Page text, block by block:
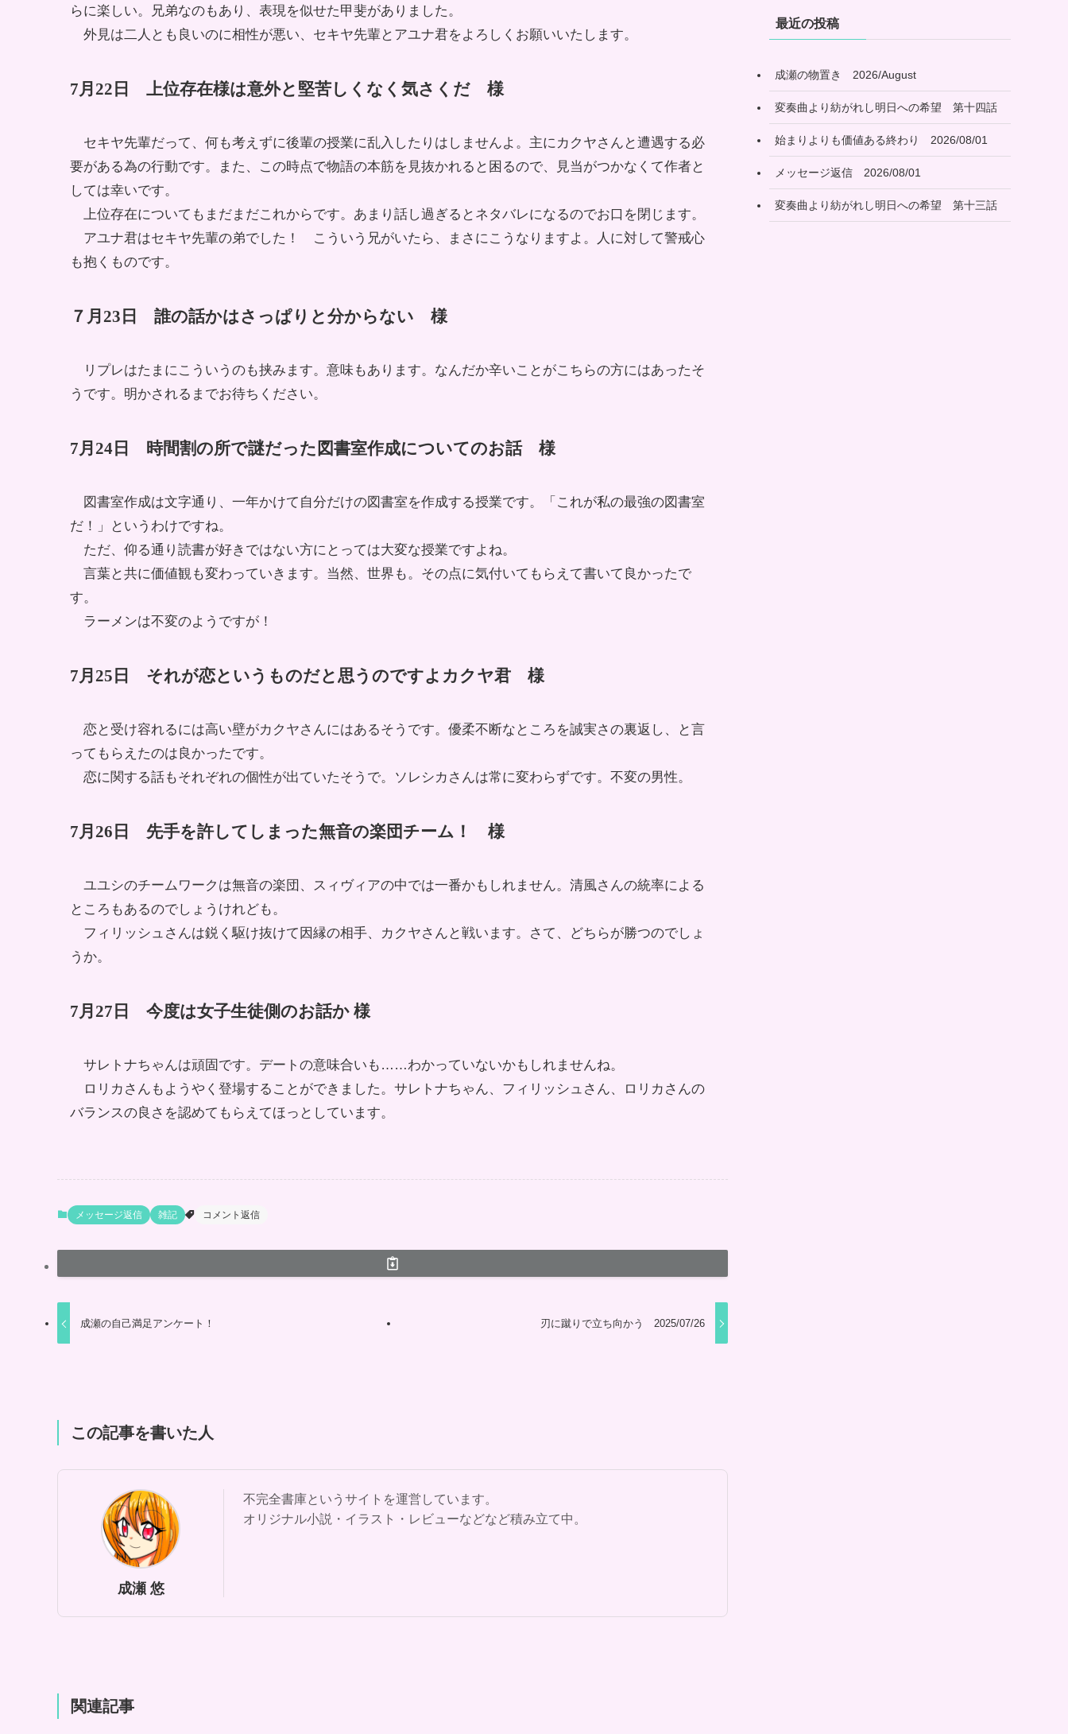
らに楽しい。兄弟なのもあり、表現を似せた甲斐がありました。
外見は二人とも良いのに相性が悪い、セキヤ先輩とアユナ君をよろしくお願いいたします。
7月22日 上位存在様は意外と堅苦しくなく気さくだ 様
セキヤ先輩だって、何も考えずに後輩の授業に乱入したりはしませんよ。主にカクヤさんと遭遇する必
要がある為の行動です。また、この時点で物語の本筋を見抜かれると困るので、見当がつかなくて作者と
しては幸いです。
上位存在についてもまだまだこれからです。あまり話し過ぎるとネタバレになるのでお口を閉じます。
アユナ君はセキヤ先輩の弟でした！ こういう兄がいたら、まさにこうなりますよ。人に対して警戒心
も抱くものです。
７月23日 誰の話かはさっぱりと分からない 様
リプレはたまにこういうのも挟みます。意味もあります。なんだか辛いことがこちらの方にはあったそ
うです。明かされるまでお待ちください。
7月24日 時間割の所で謎だった図書室作成についてのお話 様
図書室作成は文字通り、一年かけて自分だけの図書室を作成する授業です。「これが私の最強の図書室
だ！」というわけですね。
ただ、仰る通り読書が好きではない方にとっては大変な授業ですよね。
言葉と共に価値観も変わっていきます。当然、世界も。その点に気付いてもらえて書いて良かったで
す。
ラーメンは不変のようですが！
7月25日 それが恋というものだと思うのですよカクヤ君 様
恋と受け容れるには高い壁がカクヤさんにはあるそうです。優柔不断なところを誠実さの裏返し、と言
ってもらえたのは良かったです。
恋に関する話もそれぞれの個性が出ていたそうで。ソレシカさんは常に変わらずです。不変の男性。
7月26日 先手を許してしまった無音の楽団チーム！ 様
ユユシのチームワークは無音の楽団、スィヴィアの中では一番かもしれません。清風さんの統率による
ところもあるのでしょうけれども。
フィリッシュさんは鋭く駆け抜けて因縁の相手、カクヤさんと戦います。さて、どちらが勝つのでしょ
うか。
7月27日 今度は女子生徒側のお話か 様
サレトナちゃんは頑固です。デートの意味合いも……わかっていないかもしれませんね。
ロリカさんもようやく登場することができました。サレトナちゃん、フィリッシュさん、ロリカさんの
バランスの良さを認めてもらえてほっとしています。
メッセージ返信 雑記 コメント返信
成瀬の自己満足アンケート！ 刃に蹴りで立ち向かう 2025/07/26
この記事を書いた人
成瀬 悠
不完全書庫というサイトを運営しています。
オリジナル小説・イラスト・レビューなどなど積み立て中。
関連記事
最近の投稿
成瀬の物置き 2026/August
変奏曲より紡がれし明日への希望 第十四話
始まりよりも価値ある終わり 2026/08/01
メッセージ返信 2026/08/01
変奏曲より紡がれし明日への希望 第十三話